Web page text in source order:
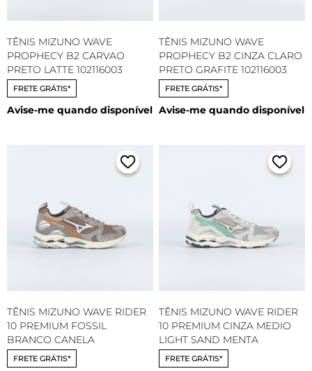
TÊNIS MIZUNO WAVE
PROPHECY B2 CARVAO
PRETO LATTE 102116003
FRETE GRÁTIS*
Avise-me quando disponível
TÊNIS MIZUNO WAVE
PROPHECY B2 CINZA CLARO
PRETO GRAFITE 102116003
FRETE GRÁTIS*
Avise-me quando disponível
TÊNIS MIZUNO WAVE RIDER
10 PREMIUM FOSSIL
BRANCO CANELA
FRETE GRÁTIS*
TÊNIS MIZUNO WAVE RIDER
10 PREMIUM CINZA MEDIO
LIGHT SAND MENTA
FRETE GRÁTIS*